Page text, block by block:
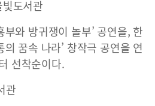
도서관
부와 방귀쟁이 놀부’ 공연을, 한
의 꿈속 나라’ 창작극 공연을 연
선착순이다.
관